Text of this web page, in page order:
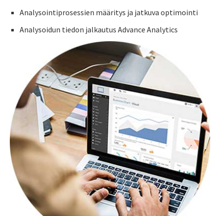
Analysointiprosessien määritys ja jatkuva optimointi
Analysoidun tiedon jalkautus Advance Analytics